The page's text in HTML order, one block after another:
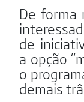
De forma
de
a opção
o
demais